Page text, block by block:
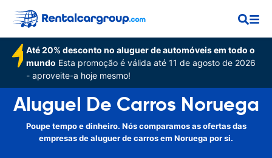
Até 20% desconto no aluguer de automóveis em todo o
mundo Esta promoção é válida até 11 de agosto de 2026
- aproveite-a hoje mesmo!
Aluguel De Carros Noruega
Poupe tempo e dinheiro. Nós comparamos as ofertas das
empresas de aluguer de carros em Noruega por si.